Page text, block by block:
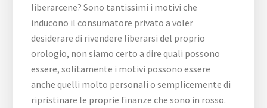
liberarcene? Sono tantissimi i motivi che
inducono il consumatore privato a voler
desiderare di rivendere liberarsi del proprio
orologio, non siamo certo a dire quali possono
essere, solitamente i motivi possono essere
anche quelli molto personali o semplicemente di
ripristinare le proprie finanze che sono in rosso.